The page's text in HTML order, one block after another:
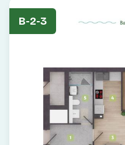
B-2-3